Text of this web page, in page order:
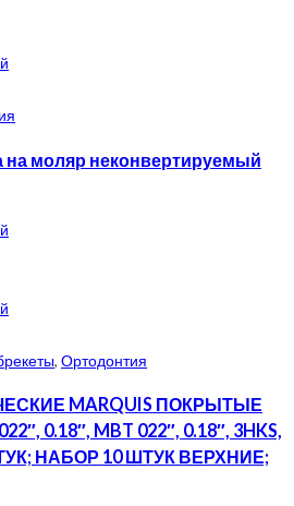
на моляр неконвертируемый
, Ортодонтия
MARQUIS ПОКРЫТЫЕ
0.18″, MBT 022″, 0.18″, 3HKS,
НАБОР 10 ШТУК ВЕРХНИЕ;